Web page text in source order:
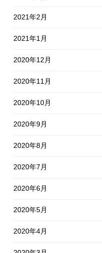
2021年2月
2021年1月
2020年12月
2020年11月
2020年10月
2020年9月
2020年8月
2020年7月
2020年6月
2020年5月
2020年4月